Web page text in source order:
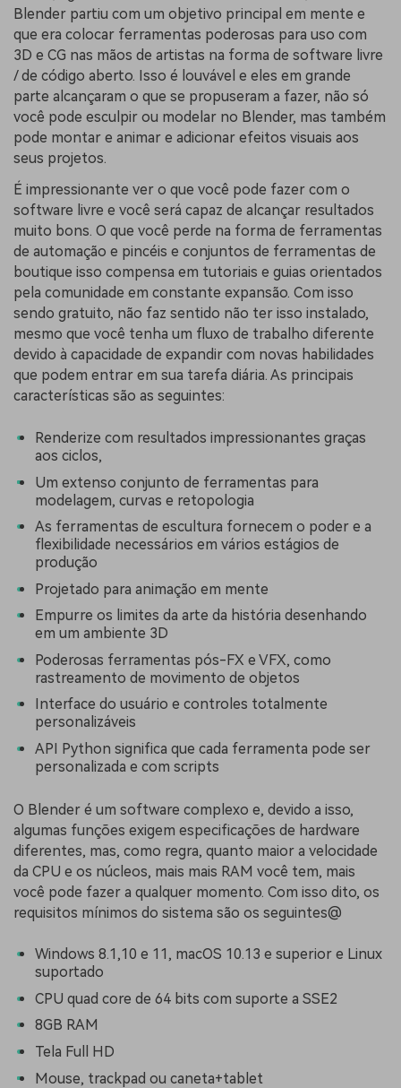
Blender partiu com um objetivo principal em mente e
que era colocar ferramentas poderosas para uso com
3D e CG nas mãos de artistas na forma de software livre
/ de código aberto. Isso é louvável e eles em grande
parte alcançaram o que se propuseram a fazer, não só
você pode esculpir ou modelar no Blender, mas também
pode montar e animar e adicionar efeitos visuais aos
seus projetos.
É impressionante ver o que você pode fazer com o
software livre e você será capaz de alcançar resultados
muito bons. O que você perde na forma de ferramentas
de automação e pincéis e conjuntos de ferramentas de
boutique isso compensa em tutoriais e guias orientados
pela comunidade em constante expansão. Com isso
sendo gratuito, não faz sentido não ter isso instalado,
mesmo que você tenha um fluxo de trabalho diferente
devido à capacidade de expandir com novas habilidades
que podem entrar em sua tarefa diária. As principais
características são as seguintes:
Renderize com resultados impressionantes graças
aos ciclos,
Um extenso conjunto de ferramentas para
modelagem, curvas e retopologia
As ferramentas de escultura fornecem o poder e a
flexibilidade necessários em vários estágios de
produção
Projetado para animação em mente
Empurre os limites da arte da história desenhando
em um ambiente 3D
Poderosas ferramentas pós-FX e VFX, como
rastreamento de movimento de objetos
Interface do usuário e controles totalmente
personalizáveis
API Python significa que cada ferramenta pode ser
personalizada e com scripts
O Blender é um software complexo e, devido a isso,
algumas funções exigem especificações de hardware
diferentes, mas, como regra, quanto maior a velocidade
da CPU e os núcleos, mais mais RAM você tem, mais
você pode fazer a qualquer momento. Com isso dito, os
requisitos mínimos do sistema são os seguintes@
Windows 8.1,10 e 11, macOS 10.13 e superior e Linux
suportado
CPU quad core de 64 bits com suporte a SSE2
8GB RAM
Tela Full HD
Mouse, trackpad ou caneta+tablet